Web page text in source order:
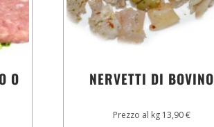
O NERVETTI DI BOVINO
Prezzo al kg 13,90 €